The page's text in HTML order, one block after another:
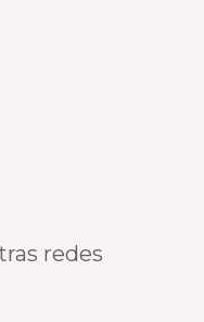
redes